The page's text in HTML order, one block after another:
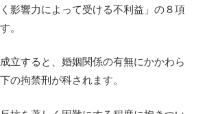
影響力によって受ける不利益」の８項
。
立すると、婚姻関係の有無にかかわら
の拘禁刑が科されます。